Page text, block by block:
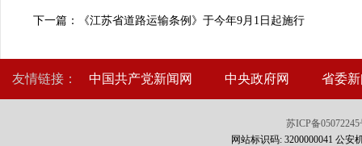
下一篇：《江苏省道路运输条例》于今年9月1日起施行
友情链接： 中国共产党新闻网 中央政府网 省委
苏ICP备05072245
网站标识码: 3200000041 公安